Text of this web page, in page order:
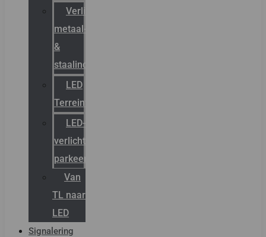
Verlichting
metaal-
&
staalindustrie
LED
Terreinverlichting
LED-
verlichting
parkeergarage
Van
TL naar
LED
Signalering